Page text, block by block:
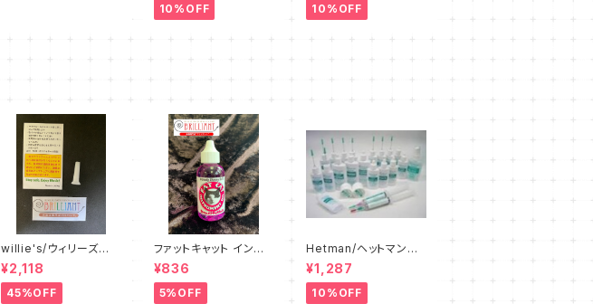
10%OFF 10%OFF
willie's/ウィリーズ
練習用ミュート Little
Willie - sound redu
cer
¥2,118
45%OFF
ファットキャット インスト
ルメントオイル FAT C
AT Instrument Oil
¥836
5%OFF
Hetman/ヘットマン
チューニングスライドグ
リス 8
¥1,287
10%OFF